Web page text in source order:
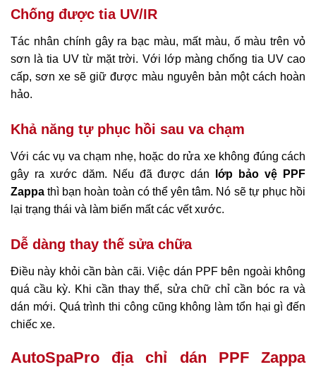
Chống được tia UV/IR
Tác nhân chính gây ra bạc màu, mất màu, ố màu trên vỏ
sơn là tia UV từ mặt trời. Với lớp màng chống tia UV cao
cấp, sơn xe sẽ giữ được màu nguyên bản một cách hoàn
hảo.
Khả năng tự phục hồi sau va chạm
Với các vụ va chạm nhẹ, hoặc do rửa xe không đúng cách
gây ra xước dăm. Nếu đã được dán lớp bảo vệ PPF
Zappathì bạn hoàn toàn có thể yên tâm. Nó sẽ tự phục hồi
lại trạng thái và làm biến mất các vết xước.
Dễ dàng thay thế sửa chữa
Điều này khỏi cần bàn cãi. Việc dán PPF bên ngoài không
quá cầu kỳ. Khi cần thay thế, sửa chữ chỉ cần bóc ra và
dán mới. Quá trình thi công cũng không làm tổn hại gì đến
chiếc xe.
AutoSpaPro địa chỉ dán PPF Zappa